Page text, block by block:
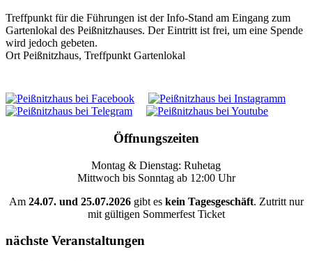
Treffpunkt für die Führungen ist der Info-Stand am Eingang zum
Gartenlokal des Peißnitzhauses. Der Eintritt ist frei, um eine Spende
wird jedoch gebeten.
Ort Peißnitzhaus, Treffpunkt Gartenlokal
Öffnungszeiten
Montag & Dienstag: Ruhetag
Mittwoch bis Sonntag ab 12:00 Uhr
Am 24.07. und 25.07.2026gibt eskein Tagesgeschäft. Zutritt nur
mit gültigen Sommerfest Ticket
nächste Veranstaltungen